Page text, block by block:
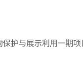
护与展示利用一期